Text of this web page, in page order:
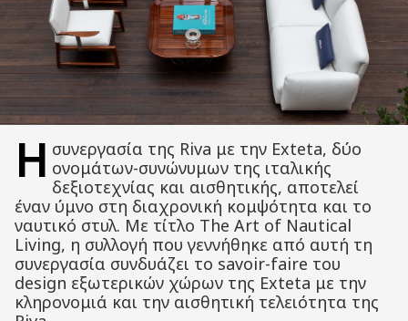
Η συνεργασία της Riva με την Exteta, δύο
ονομάτων-συνώνυμων της ιταλικής
δεξιοτεχνίας και αισθητικής, αποτελεί
έναν ύμνο στη διαχρονική κομψότητα και το
ναυτικό στυλ. Με τίτλο The Art of Nautical
Living, η συλλογή που γεννήθηκε από αυτή τη
συνεργασία συνδυάζει το savoir-faire του
design εξωτερικών χώρων της Exteta με την
κληρονομιά και την αισθητική τελειότητα της